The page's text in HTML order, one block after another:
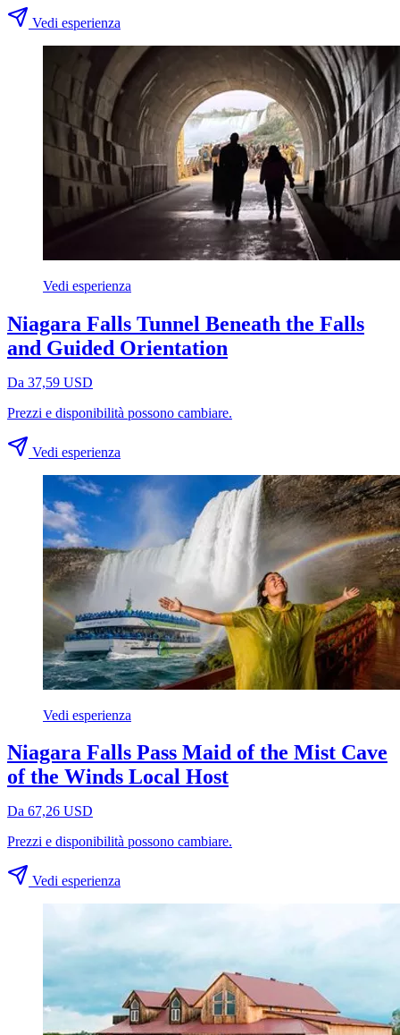
Vedi esperienza
Vedi esperienza
Niagara Falls Tunnel Beneath the Falls
and Guided Orientation
Da 37,59 USD
Prezzi e disponibilità possono cambiare.
Vedi esperienza
Vedi esperienza
Niagara Falls Pass Maid of the Mist Cave
of the Winds Local Host
Da 67,26 USD
Prezzi e disponibilità possono cambiare.
Vedi esperienza